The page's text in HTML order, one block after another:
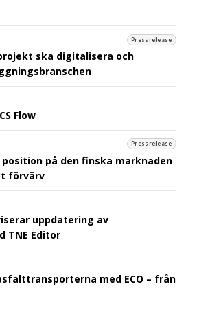
Pressrelease
ska digitalisera och
Flow
Pressrelease
på den finska marknaden
förvärv
uppdatering av
TNE Editor
med ECO – från